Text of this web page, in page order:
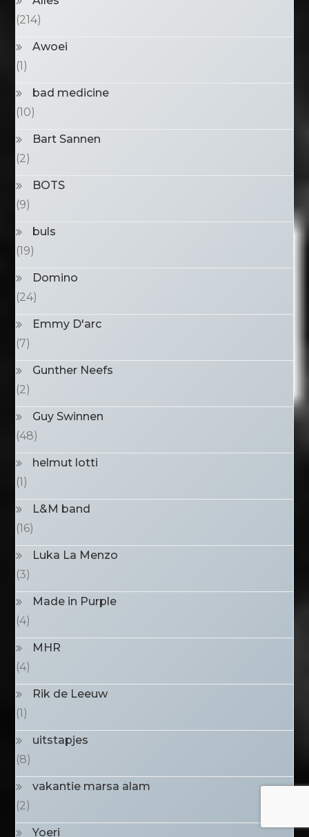
(214)
Awoei
(1)
bad medicine
(10)
Bart Sannen
(2)
BOTS
(9)
buls
(19)
Domino
(24)
Emmy D'arc
(7)
Gunther Neefs
(2)
Guy Swinnen
(48)
helmut lotti
(1)
L&M band
(16)
Luka La Menzo
(3)
Made in Purple
(4)
MHR
(4)
Rik de Leeuw
(1)
uitstapjes
(8)
vakantie marsa alam
(2)
Yoeri